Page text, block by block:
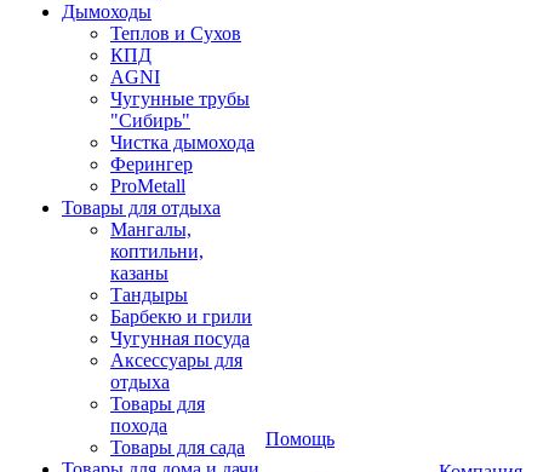
Дымоходы
Теплов и Сухов
КПД
AGNI
Чугунные трубы
"Сибирь"
Чистка дымохода
Ферингер
ProMetall
Товары для отдыха
Мангалы,
коптильни,
казаны
Тандыры
Барбекю и грили
Чугунная посуда
Аксессуары для
отдыха
Товары для
похода
Товары для сада
Помощь